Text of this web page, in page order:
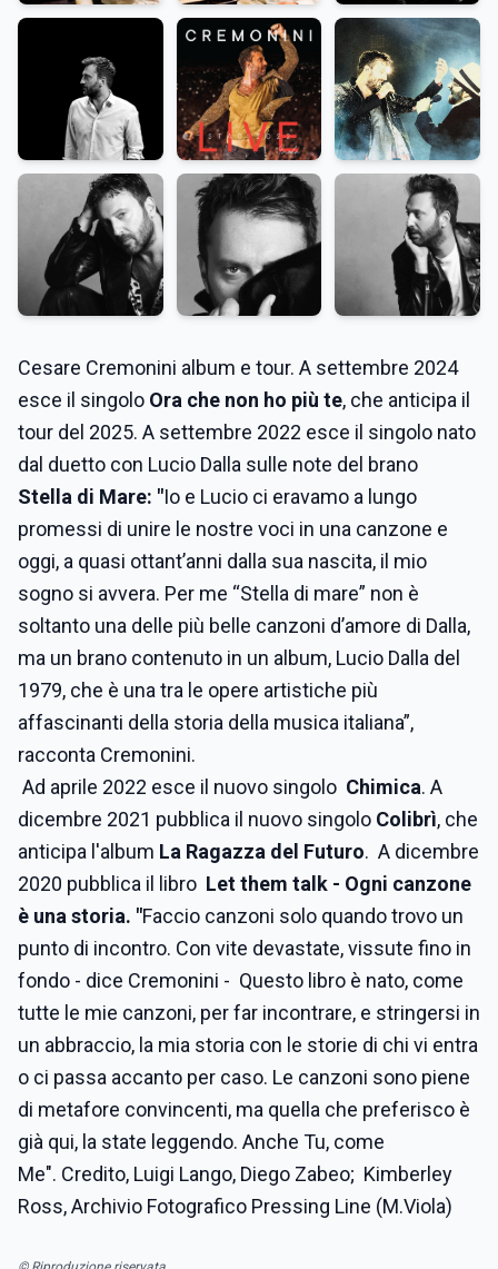
Cesare Cremonini album e tour. A settembre 2024
esce il singolo Ora che non ho più te, che anticipa il
tour del 2025. A settembre 2022 esce il singolo nato
dal duetto con Lucio Dalla sulle note del brano
Stella di Mare: "Io e Lucio ci eravamo a lungo
promessi di unire le nostre voci in una canzone e
oggi, a quasi ottant’anni dalla sua nascita, il mio
sogno si avvera. Per me “Stella di mare” non è
soltanto una delle più belle canzoni d’amore di Dalla,
ma un brano contenuto in un album, Lucio Dalla del
1979, che è una tra le opere artistiche più
affascinanti della storia della musica italiana”,
racconta Cremonini.
Ad aprile 2022 esce il nuovo singolo Chimica. A
dicembre 2021 pubblica il nuovo singolo Colibrì, che
anticipa l'album La Ragazza del Futuro. A dicembre
2020 pubblica il libro Let them talk - Ogni canzone
è una storia. "Faccio canzoni solo quando trovo un
punto di incontro. Con vite devastate, vissute fino in
fondo - dice Cremonini - Questo libro è nato, come
tutte le mie canzoni, per far incontrare, e stringersi in
un abbraccio, la mia storia con le storie di chi vi entra
o ci passa accanto per caso. Le canzoni sono piene
di metafore convincenti, ma quella che preferisco è
già qui, la state leggendo. Anche Tu, come
Me". Credito, Luigi Lango, Diego Zabeo; Kimberley
Ross, Archivio Fotografico Pressing Line (M.Viola)